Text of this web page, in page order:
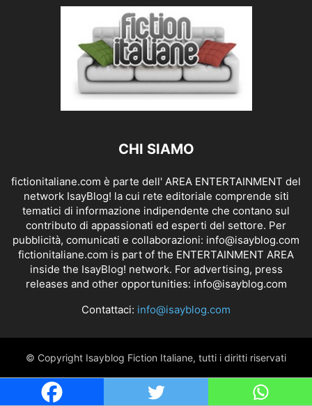
CHI SIAMO
fictionitaliane.com è parte dell' AREA ENTERTAINMENT del
network IsayBlog! la cui rete editoriale comprende siti
tematici di informazione indipendente che contano sul
contributo di appassionati ed esperti del settore. Per
pubblicità, comunicati e collaborazioni: info@isayblog.com
fictionitaliane.com is part of the ENTERTAINMENT AREA
inside the IsayBlog! network. For advertising, press
releases and other opportunities: info@isayblog.com
Contattaci: info@isayblog.com
© Copyright Isayblog Fiction Italiane, tutti i diritti riservati